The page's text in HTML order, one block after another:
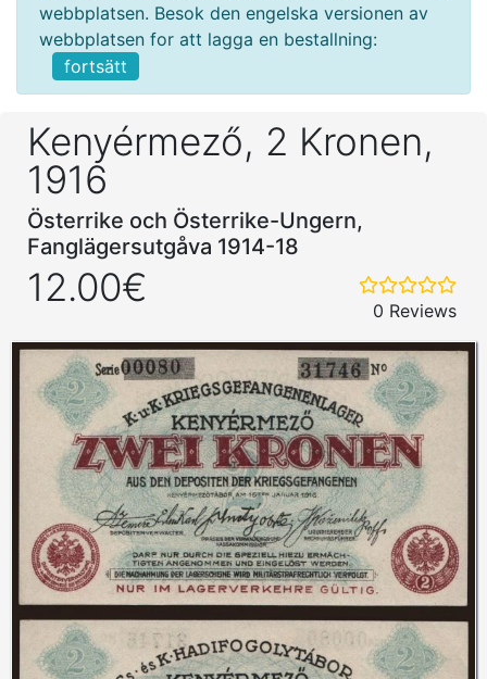
webbplatsen. Besok den engelska versionen av
webbplatsen for att lagga en bestallning:
fortsätt
Kenyérmező, 2 Kronen,
1916
Österrike och Österrike-Ungern,
Fanglägersutgåva 1914-18
12.00€
0 Reviews